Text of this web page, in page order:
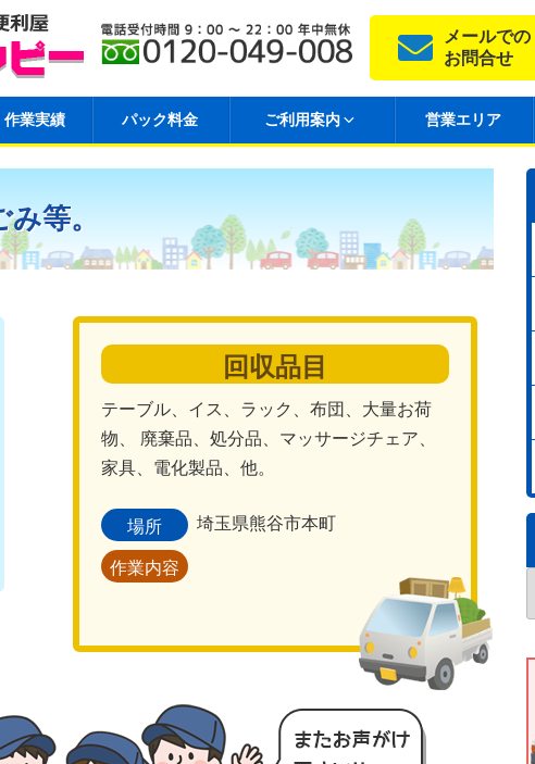
メールでの
お問合せ
作業実績 パック料金 ご利用案内 営業エリア
等。
回収品目
テーブル、イス、ラック、布団、大量お荷
物、 廃棄品、処分品、マッサージチェア、
家具、電化製品、他。
場所 埼玉県熊谷市本町
作業内容